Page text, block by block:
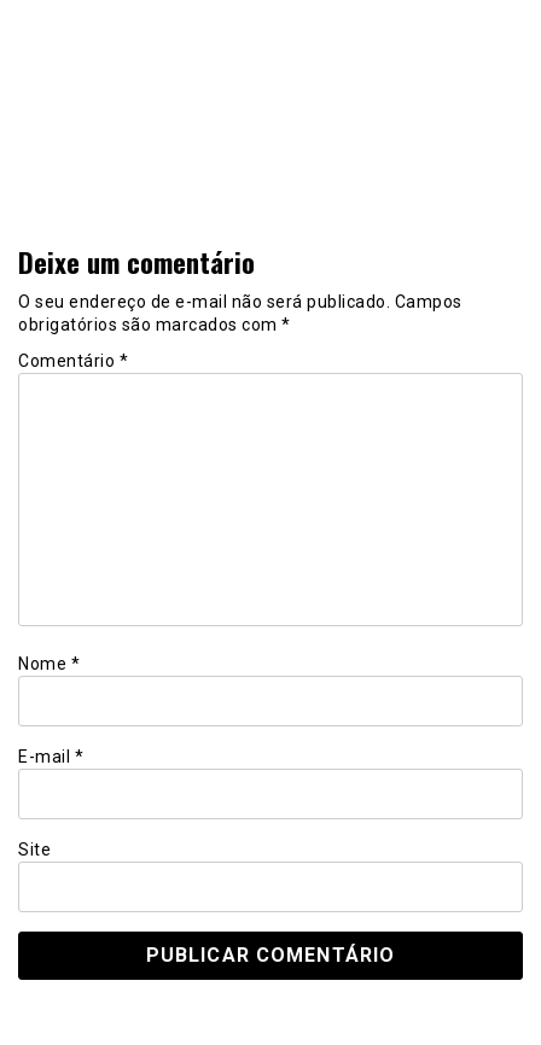
Deixe um comentário
O seu endereço de e-mail não será publicado. Campos
obrigatórios são marcados com *
Comentário *
Nome *
E-mail *
Site